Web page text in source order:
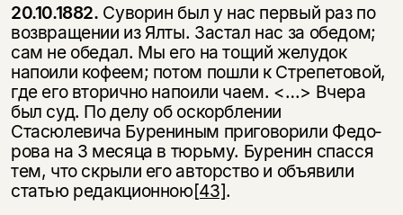
20.10.1882. Суворин был у нас первый раз по
возвращении из Ялты. За­стал нас за обедом;
сам не обедал. Мы его на тощий желудок
напоили кофеем; потом пошли к Стрепетовой,
где его вторично напоили чаем. <…> Вчера
был суд. По делу об оскорблении
Стасюлевича Бурениным приговорили Федо­
рова на 3 месяца в тюрьму. Буренин спасся
тем, что скрыли его авторство и объявили
статью редакционною[43].